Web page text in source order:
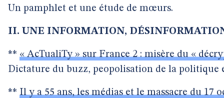
Un pamphlet et une étude de mœurs.
II. UNE INFORMATION,
** « AcTualiTy » sur France 2 : misère du «
Dictature du buzz, peopolisation de la politique
** Il y a 55 ans, les médias et le massacre du 17